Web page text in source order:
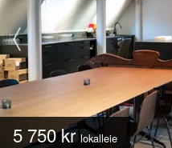
5 750 krlokalleie